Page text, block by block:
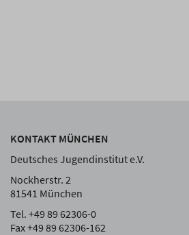
KONTAKT MÜNCHEN
Deutsches Jugendinstitut e.V.
Nockherstr. 2
81541 München
Tel. +49 89 62306-0
Fax +49 89 62306-162